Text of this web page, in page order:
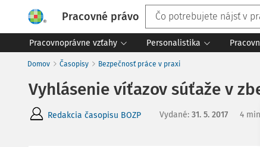
Pracovné právo
Pracovnoprávne vzťahy Personalistika
Domov Časopisy Bezpečnosť práce v praxi
Vyhlásenie víťazov súťaže v
Redakcia časopisu BOZP Vydané: 31. 5. 2017 4